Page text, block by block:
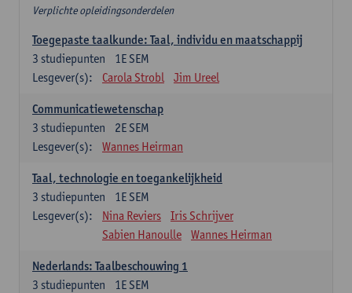
Verplichte opleidingsonderdelen
Toegepaste taalkunde: Taal, individu en maatschappij
1E SEM
3 studiepunten
Lesgever(s):
Carola Strobl Jim Ureel
Communicatiewetenschap
2E SEM
3 studiepunten
Lesgever(s):
Wannes Heirman
Taal, technologie en toegankelijkheid
1E SEM
3 studiepunten
Lesgever(s):
Nina Reviers
Iris Schrijver
Sabien Hanoulle
Wannes Heirman
Nederlands: Taalbeschouwing 1
1E SEM
3 studiepunten